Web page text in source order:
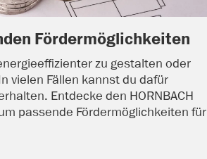
Fördermöglichkeiten
zu gestalten oder
vielen Fällen kannst du dafür
Entdecke den HORNBACH
passende Fördermöglichkeiten für